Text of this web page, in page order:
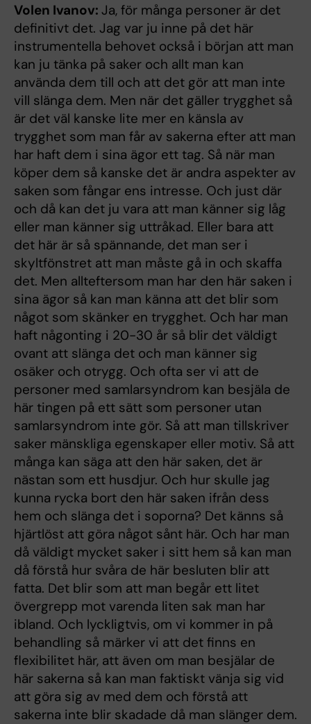
Volen Ivanov: Ja, för många personer är det
definitivt det. Jag var ju inne på det här
instrumentella behovet också i början att man
kan ju tänka på saker och allt man kan
använda dem till och att det gör att man inte
vill slänga dem. Men när det gäller trygghet så
är det väl kanske lite mer en känsla av
trygghet som man får av sakerna efter att man
har haft dem i sina ägor ett tag. Så när man
köper dem så kanske det är andra aspekter av
saken som fångar ens intresse. Och just där
och då kan det ju vara att man känner sig låg
eller man känner sig uttråkad. Eller bara att
det här är så spännande, det man ser i
skyltfönstret att man måste gå in och skaffa
det. Men allteftersom man har den här saken i
sina ägor så kan man känna att det blir som
något som skänker en trygghet. Och har man
haft någonting i 20-30 år så blir det väldigt
ovant att slänga det och man känner sig
osäker och otrygg. Och ofta ser vi att de
personer med samlarsyndrom kan besjäla de
här tingen på ett sätt som personer utan
samlarsyndrom inte gör. Så att man tillskriver
saker mänskliga egenskaper eller motiv. Så att
många kan säga att den här saken, det är
nästan som ett husdjur. Och hur skulle jag
kunna rycka bort den här saken ifrån dess
hem och slänga det i soporna? Det känns så
hjärtlöst att göra något sånt här. Och har man
då väldigt mycket saker i sitt hem så kan man
då förstå hur svåra de här besluten blir att
fatta. Det blir som att man begår ett litet
övergrepp mot varenda liten sak man har
ibland. Och lyckligtvis, om vi kommer in på
behandling så märker vi att det finns en
flexibilitet här, att även om man besjälar de
här sakerna så kan man faktiskt vänja sig vid
att göra sig av med dem och förstå att
sakerna inte blir skadade då man slänger dem.